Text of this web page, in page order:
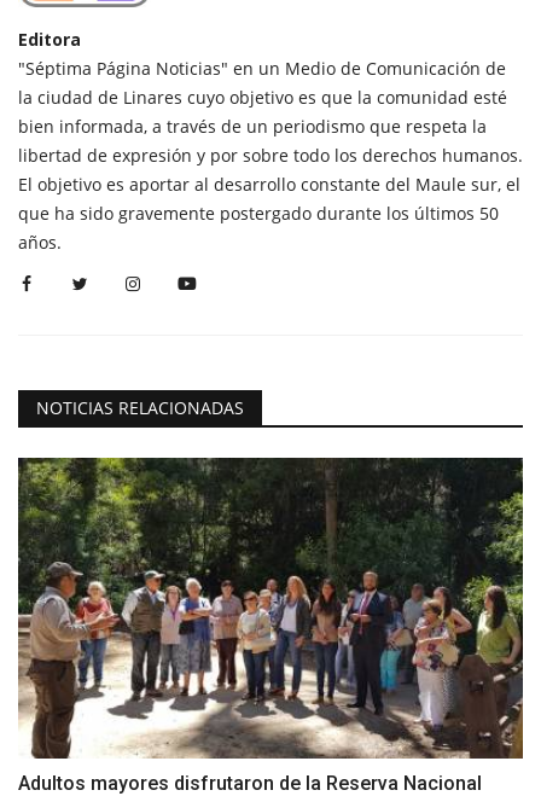
Editora
"Séptima Página Noticias" en un Medio de Comunicación de
la ciudad de Linares cuyo objetivo es que la comunidad esté
bien informada, a través de un periodismo que respeta la
libertad de expresión y por sobre todo los derechos humanos.
El objetivo es aportar al desarrollo constante del Maule sur, el
que ha sido gravemente postergado durante los últimos 50
años.
NOTICIAS RELACIONADAS
Adultos mayores disfrutaron de la Reserva Nacional